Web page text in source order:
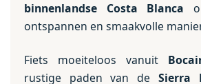
binnenlandse Costa Blanca
ontspannen en smaakvolle
Fiets moeiteloos vanuit
rustige paden van de Sierra